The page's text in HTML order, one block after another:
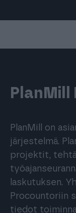
sisältöön
PlanMill
PlanMill on
järjestelmä.
projektit,
laskutuksen.
Procountoriin
tiedot
Solo
Aika